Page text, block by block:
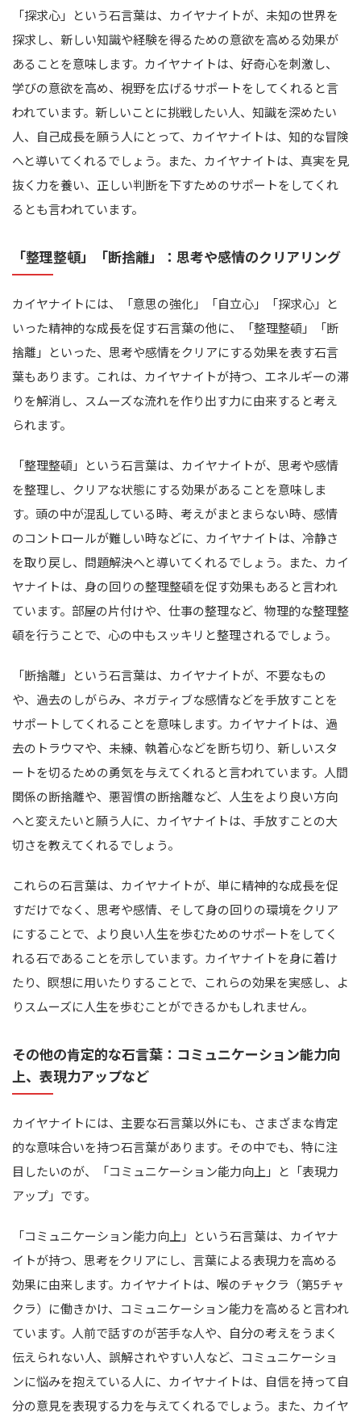
「探求心」という石言葉は、カイヤナイトが、未知の世界を
探求し、新しい知識や経験を得るための意欲を高める効果が
あることを意味します。カイヤナイトは、好奇心を刺激し、
学びの意欲を高め、視野を広げるサポートをしてくれると言
われています。新しいことに挑戦したい人、知識を深めたい
人、自己成長を願う人にとって、カイヤナイトは、知的な冒険
へと導いてくれるでしょう。また、カイヤナイトは、真実を見
抜く力を養い、正しい判断を下すためのサポートをしてくれ
るとも言われています。
「整理整頓」「断捨離」：思考や感情のクリアリング
カイヤナイトには、「意思の強化」「自立心」「探求心」と
いった精神的な成長を促す石言葉の他に、「整理整頓」「断
捨離」といった、思考や感情をクリアにする効果を表す石言
葉もあります。これは、カイヤナイトが持つ、エネルギーの滞
りを解消し、スムーズな流れを作り出す力に由来すると考え
られます。
「整理整頓」という石言葉は、カイヤナイトが、思考や感情
を整理し、クリアな状態にする効果があることを意味しま
す。頭の中が混乱している時、考えがまとまらない時、感情
のコントロールが難しい時などに、カイヤナイトは、冷静さ
を取り戻し、問題解決へと導いてくれるでしょう。また、カイ
ヤナイトは、身の回りの整理整頓を促す効果もあると言われ
ています。部屋の片付けや、仕事の整理など、物理的な整理整
頓を行うことで、心の中もスッキリと整理されるでしょう。
「断捨離」という石言葉は、カイヤナイトが、不要なもの
や、過去のしがらみ、ネガティブな感情などを手放すことを
サポートしてくれることを意味します。カイヤナイトは、過
去のトラウマや、未練、執着心などを断ち切り、新しいスタ
ートを切るための勇気を与えてくれると言われています。人間
関係の断捨離や、悪習慣の断捨離など、人生をより良い方向
へと変えたいと願う人に、カイヤナイトは、手放すことの大
切さを教えてくれるでしょう。
これらの石言葉は、カイヤナイトが、単に精神的な成長を促
すだけでなく、思考や感情、そして身の回りの環境をクリア
にすることで、より良い人生を歩むためのサポートをしてく
れる石であることを示しています。カイヤナイトを身に着け
たり、瞑想に用いたりすることで、これらの効果を実感し、よ
りスムーズに人生を歩むことができるかもしれません。
その他の肯定的な石言葉：コミュニケーション能力向
上、表現力アップなど
カイヤナイトには、主要な石言葉以外にも、さまざまな肯定
的な意味合いを持つ石言葉があります。その中でも、特に注
目したいのが、「コミュニケーション能力向上」と「表現力
アップ」です。
「コミュニケーション能力向上」という石言葉は、カイヤナ
イトが持つ、思考をクリアにし、言葉による表現力を高める
効果に由来します。カイヤナイトは、喉のチャクラ（第5チャ
クラ）に働きかけ、コミュニケーション能力を高めると言われ
ています。人前で話すのが苦手な人や、自分の考えをうまく
伝えられない人、誤解されやすい人など、コミュニケーショ
ンに悩みを抱えている人に、カイヤナイトは、自信を持って自
分の意見を表現する力を与えてくれるでしょう。また、カイヤ